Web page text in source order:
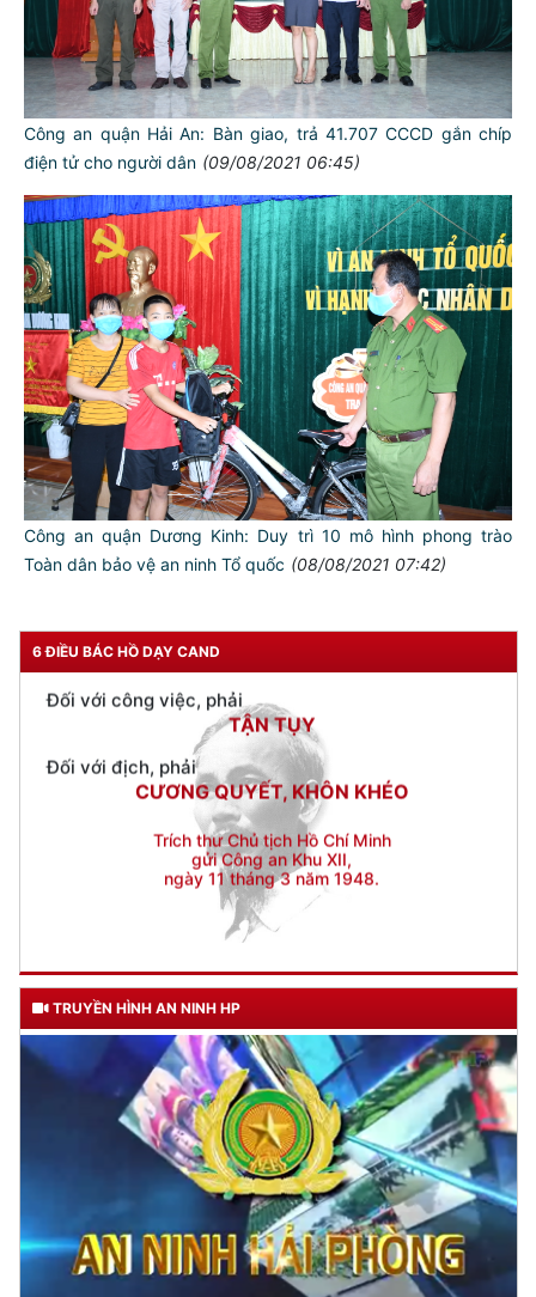
Công an quận Hải An: Bàn giao, trả 41.707 CCCD gắn chíp
điện tử cho người dân (09/08/2021 06:45)
Công an quận Dương Kinh: Duy trì 10 mô hình phong trào
Toàn dân bảo vệ an ninh Tổ quốc (08/08/2021 07:42)
6 ĐIỀU BÁC HỒ DẠY CAND
TƯ CÁCH
NGƯỜI CÔNG AN CÁCH MỆNH LÀ:
Đối với tự mình, phải
CẦN, KIỆM, LIÊM, CHÍNH
Đối với đồng sự, phải
THÂN ÁI GIÚP ĐỠ
Đối với chính phủ, phải
TUYỆT ĐỐI TRUNG THÀNH
Đối với nhân dân, phải
KÍNH TRỌNG LỄ PHÉP
Đối với địch, phải
CƯƠNG QUYẾT, KHÔN KHÉO
Trích thư Chủ tịch Hồ Chí Minh
gửi Công an Khu XII,
ngày 11 tháng 3 năm 1948.
TRUYỀN HÌNH AN NINH HP